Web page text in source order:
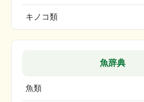
キノコ類
魚辞典
魚類